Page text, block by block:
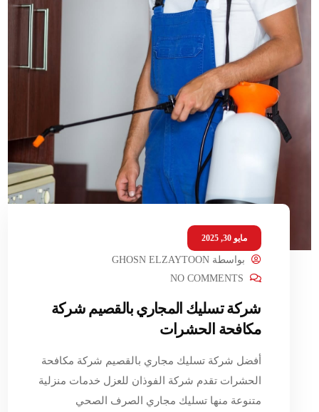
مايو 30, 2025
بواسطةGHOSN ELZAYTOON
NO COMMENTS
شركة تسليك المجاري بالقصيم شركة
مكافحة الحشرات
أفضل شركة تسليك مجاري بالقصيم شركة مكافحة
الحشرات تقدم شركة الفوذان للعزل خدمات منزلية
متنوعة منها تسليك مجاري الصرف الصحي